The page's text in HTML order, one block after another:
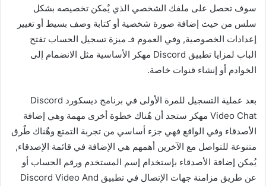
سوف تحصل على ملفك الشخصي الذي يٌمكن تخصيصه بشكل
سلس من حيث إضافة صورة شخصية أو كتابة وصف بسيط أو تغيير
إعدادات الخصوصية, وفي العموم فـ ميزة تسجيل الحساب تفتح
الباب لمزايا تطبيق Discord مهكر الأساسية مثل الانضمام إلى
الخوادم أو إنشاء قنوات خاصة.
بعد عملية التسجيل للمرة الأولى في برنامج ديسكورد Discord
Video Chat مهكر ستجد أن هٌناك خطوة أخرى مهمة وهي إضافة
الأصدقاء وفي الواقع فهي جزء أساسي من تجربة التمتع وهٌناك طٌرق
متنوعة للتواصل مع الآخرين أهمهم هي الإضافة في قائمة الإصدقاء,
يُمكن إضافة الأصدقاء بإستخدام إسم المستخدم ورقم الحساب أو
عن طريق مزامنة جهات الإتصال في تطبيق Discord Video And